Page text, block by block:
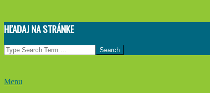
Skip
to
content
HĽADAJ NA STRÁNKE
Search
Primary
Menu